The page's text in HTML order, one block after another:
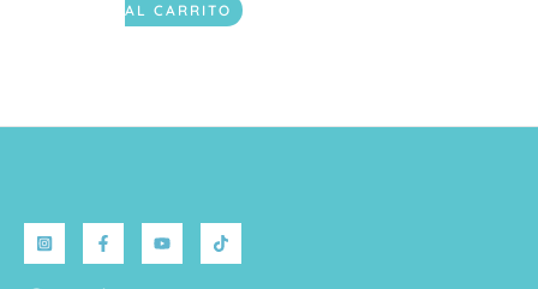
AL CARRITO